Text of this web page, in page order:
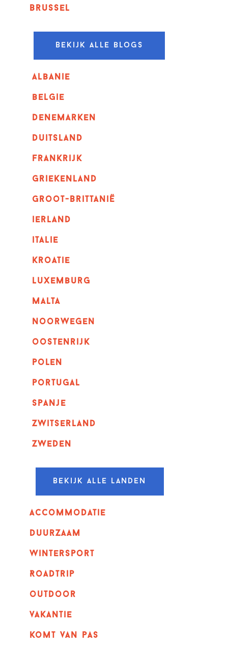
Brussel
Bekijk alle blogs
albanie
belgie
denemarken
duitsland
frankrijk
griekenland
Groot-Brittanië
ierland
italie
kroatie
luxemburg
malta
noorwegen
oostenrijk
polen
portugal
spanje
zwitserland
zweden
Bekijk alle landen
Accommodatie
Duurzaam
wintersport
Roadtrip
outdoor
vakantie
komt van pas